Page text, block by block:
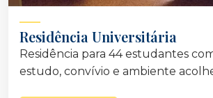
Residência Universitária
Residência para 44 estudantes
estudo, convívio e ambiente